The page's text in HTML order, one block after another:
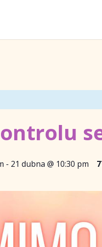
- 21 dubna @ 10:30 pm